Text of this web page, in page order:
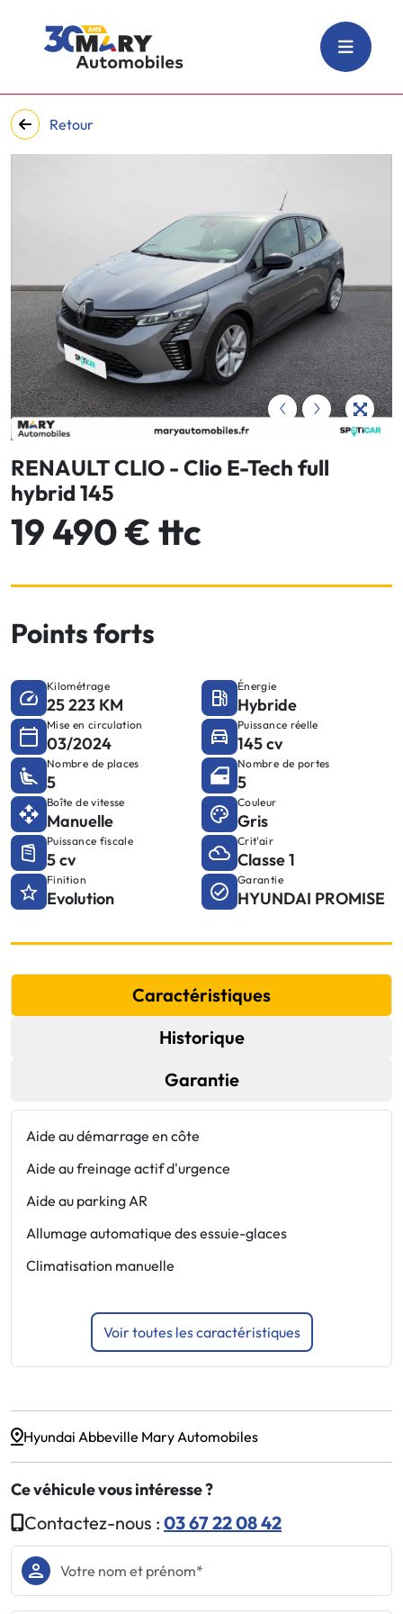
Retour
‹ ›
RENAULT CLIO - Clio E-Tech full
hybrid 145
19 490 € ttc
Points forts
Kilométrage
25 223 KM
Énergie
Hybride
Mise en circulation
03/2024
Puissance réelle
145 cv
Nombre de places
5
Nombre de portes
5
Boîte de vitesse
Manuelle
Couleur
Gris
Puissance fiscale
5 cv
Crit'air
Classe 1
Finition
Evolution
Garantie
HYUNDAI PROMISE
Caractéristiques
Historique
Garantie
Aide au démarrage en côte
Aide au freinage actif d'urgence
Aide au parking AR
Allumage automatique des essuie-glaces
Climatisation manuelle
Voir toutes les caractéristiques
Hyundai Abbeville Mary Automobiles
Ce véhicule vous intéresse ?
Contactez-nous : 03 67 22 08 42